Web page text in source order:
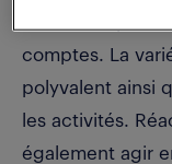
comptes. La
polyvalent ainsi
les activités.
également agir